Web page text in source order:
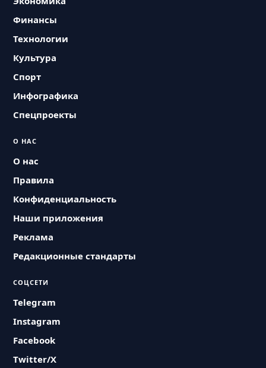
Финансы
Технологии
Культура
Спорт
Инфографика
Спецпроекты
О НАС
О нас
Правила
Конфиденциальность
Наши приложения
Реклама
Редакционные стандарты
СОЦСЕТИ
Telegram
Instagram
Facebook
Twitter/X